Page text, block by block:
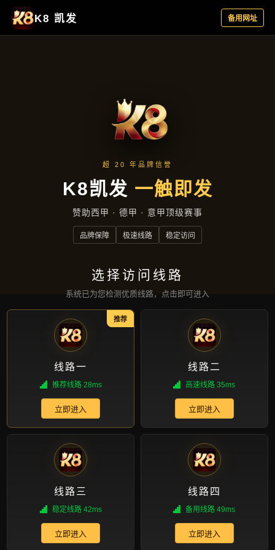
经典案例
首页 经典案例